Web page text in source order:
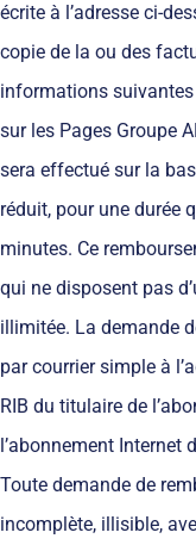
écrite à l’adresse ci-
copie de la ou des
informations suivantes
sur les Pages Groupe
sera effectué sur la
réduit, pour une durée
minutes. Ce
qui ne disposent pas
illimitée. La demande
par courrier simple à
RIB du titulaire de
l’abonnement Internet
Toute demande de
incomplète, illisible,